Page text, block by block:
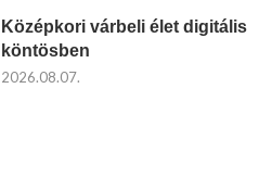
Középkori várbeli élet digitális
köntösben
2026.08.07.